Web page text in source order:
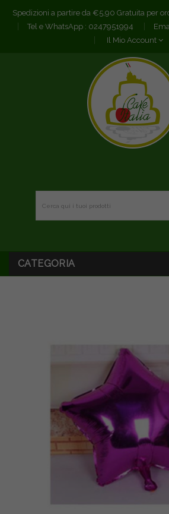
Spedizioni a partire da €5,90 Gratuita per
Tel e WhatsApp : 0247951994
Il Mio Account
CATEGORIA